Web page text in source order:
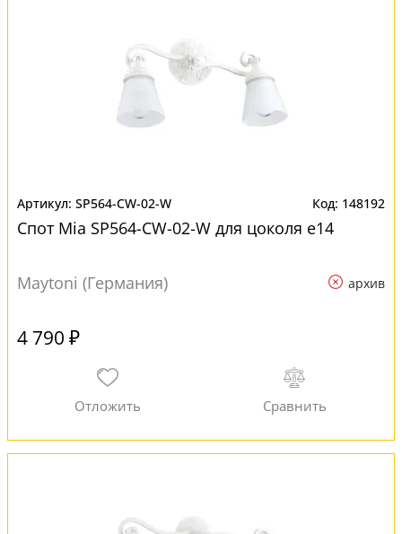
SP564-CW-02-W 148192
Спот Mia SP564-CW-02-W для цоколя e14
Maytoni (Германия) архив
4 790 ₽